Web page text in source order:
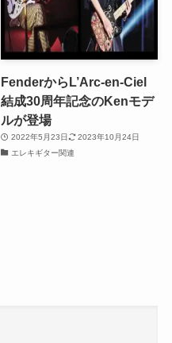
FenderからL’Arc-en-Ciel
結成30周年記念のKenモデ
ルが登場
2022年5月23日
2023年10月24日
エレキギター関連